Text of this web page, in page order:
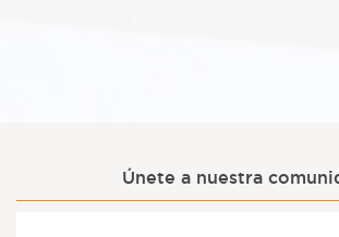
Únete a nuestra